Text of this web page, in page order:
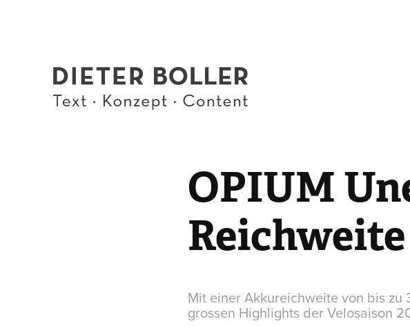
OPIUM
Reichweite
Mit einer Akkureichweite von bis zu
grossen Highlights der Velosaison